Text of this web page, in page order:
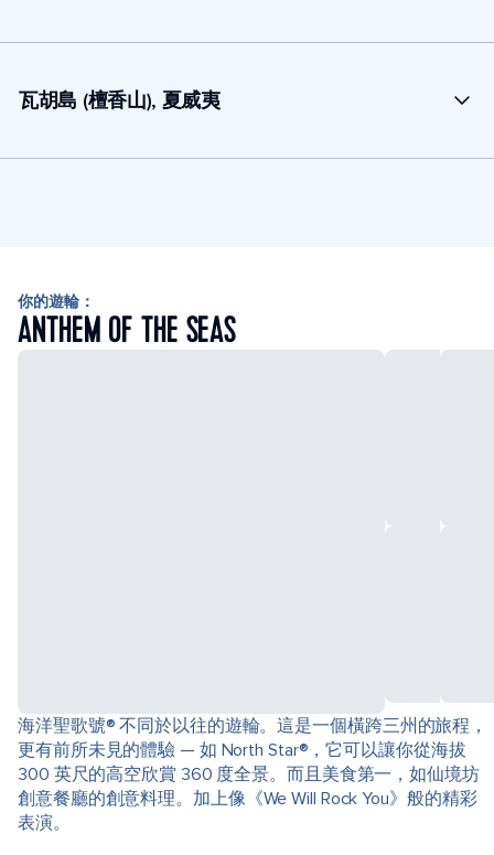
瓦胡島 (檀香山), 夏威夷
你的遊輪：
ANTHEM OF THE SEAS
海洋聖歌號® 不同於以往的遊輪。這是一個橫跨三州的旅程，
更有前所未見的體驗 — 如 North Star®，它可以讓你從海拔
300 英尺的高空欣賞 360 度全景。而且美食第一，如仙境坊
創意餐廳的創意料理。加上像《We Will Rock You》般的精彩
表演。